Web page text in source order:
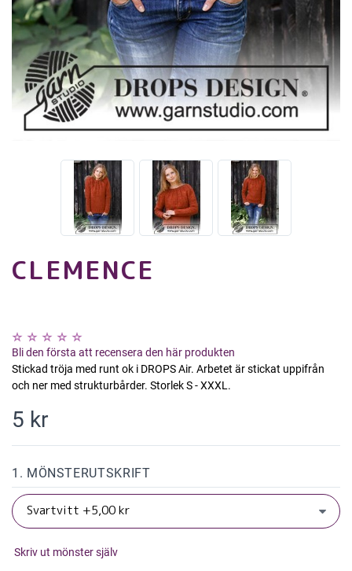
CLEMENCE
Bli den första att recensera den här produkten
Stickad tröja med runt ok i DROPS Air. Arbetet är stickat uppifrån
och ner med strukturbårder. Storlek S - XXXL.
5 kr
1. MÖNSTERUTSKRIFT
Skriv ut mönster själv